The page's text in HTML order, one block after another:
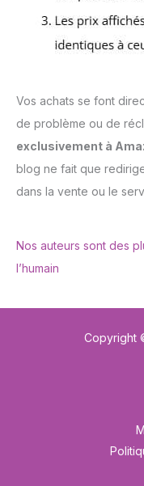
Vos achats se font
de problème ou de
exclusivement à
blog ne fait que
dans la vente ou le
Nos auteurs sont des
l’humain
Copyright